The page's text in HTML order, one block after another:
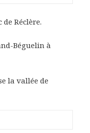
Réclère.
Béguelin à
la vallée de